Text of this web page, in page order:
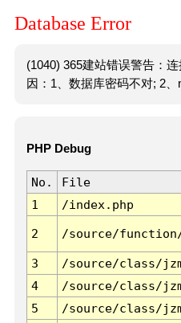
Database Error
(1040) 365建站错误警告：
因：1、数据库密码不对; 2、
PHP Debug
No. File
1
/index.php
2 /source/
3 /source/class/
4
/source/class/
5
/source/class/